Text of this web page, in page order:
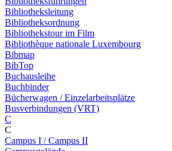
Bibliotheksleitung
Bibliotheksordnung
Bibliothekstour im Film
Bibliothèque nationale Luxembourg
Bibmap
BibTop
Buchausleihe
Buchbinder
Bücherwagen / Einzelarbeitsplätze
Busverbindungen (VRT)
C
C
Campus I / Campus II